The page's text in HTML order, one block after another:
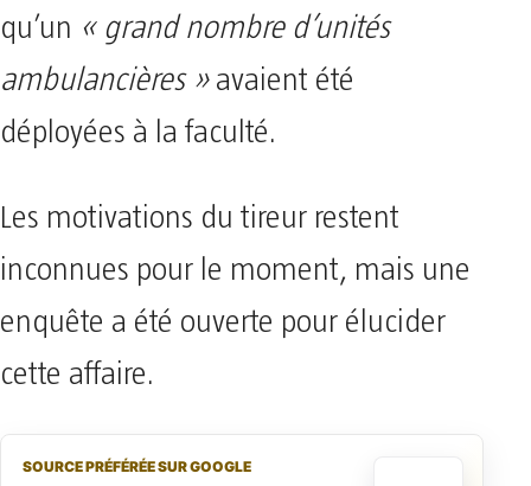
qu’un « grand nombre d’unités
ambulancières »avaient été
déployées à la faculté.
Les motivations du tireur restent
inconnues pour le moment, mais une
enquête a été ouverte pour élucider
cette affaire.
SOURCE PRÉFÉRÉE SUR GOOGLE